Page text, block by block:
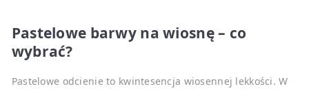
Pastelowe barwy na wiosnę – co
wybrać?
Pastelowe odcienie to kwintesencja wiosennej lekkości. W